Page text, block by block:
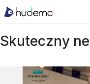
Skuteczny